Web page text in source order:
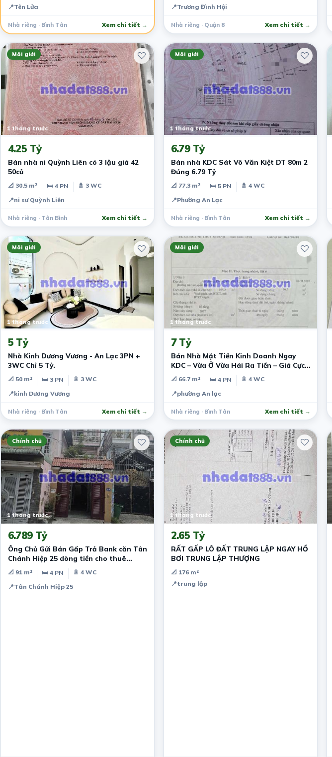
📍Tên Lửa
Nhà riêng · Bình Tân Xem chi tiết →
📍Trương Đình Hội
Nhà riêng · Quận 8 Xem chi tiết →
Môi giới
1 tháng trước
4.25 Tỷ
Bán nhà ni Quỳnh Liên có 3 lậu giá 42
50củ
📐 30.5 m² 🛏 4 PN
🚿 3 WC
📍ni sư Quỳnh Liên
Nhà riêng · Tân Bình Xem chi tiết →
Môi giới
1 tháng trước
6.79 Tỷ
Bán nhà KDC Sát Võ Văn Kiệt DT 80m 2
Đúng 6.79 Tỷ
📐 77.3 m² 🛏 5 PN
🚿 4 WC
📍Phường An Lạc
Nhà riêng · Bình Tân Xem chi tiết →
Môi giới
1 tháng trước
5 Tỷ
Nhà Kinh Dương Vương - An Lạc 3PN +
3WC Chỉ 5 Tỷ.
📐 50 m² 🛏 3 PN
🚿 3 WC
📍kinh Dương Vương
Nhà riêng · Bình Tân Xem chi tiết →
Môi giới
1 tháng trước
7 Tỷ
Bán Nhà Mặt Tiền Kinh Doanh Ngay
KDC – Vừa Ở Vừa Hái Ra Tiền – Giá Cực
Tốt!
📐 66.7 m² 🛏 4 PN
🚿 4 WC
📍phường An lạc
Nhà riêng · Bình Tân Xem chi tiết →
Chính chủ
1 tháng trước
6.789 Tỷ
Ông Chủ Gửi Bán Gấp Trả Bank căn Tân
Chánh Hiệp 25 dòng tiền cho thuê
20tr/tháng
📐 91 m² 🛏 4 PN
🚿 4 WC
📍Tân Chánh Hiệp 25
Chính chủ
1 tháng trước
2.65 Tỷ
RẤT GẤP LÔ ĐẤT TRUNG LẬP NGAY HỒ
BƠI TRUNG LẬP THƯỢNG
📐 176 m²
📍trung lập